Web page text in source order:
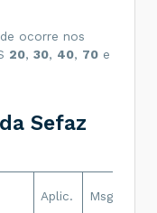
ocorre nos
20, 30, 40, 70 e
Sefaz
Aplic. Msg